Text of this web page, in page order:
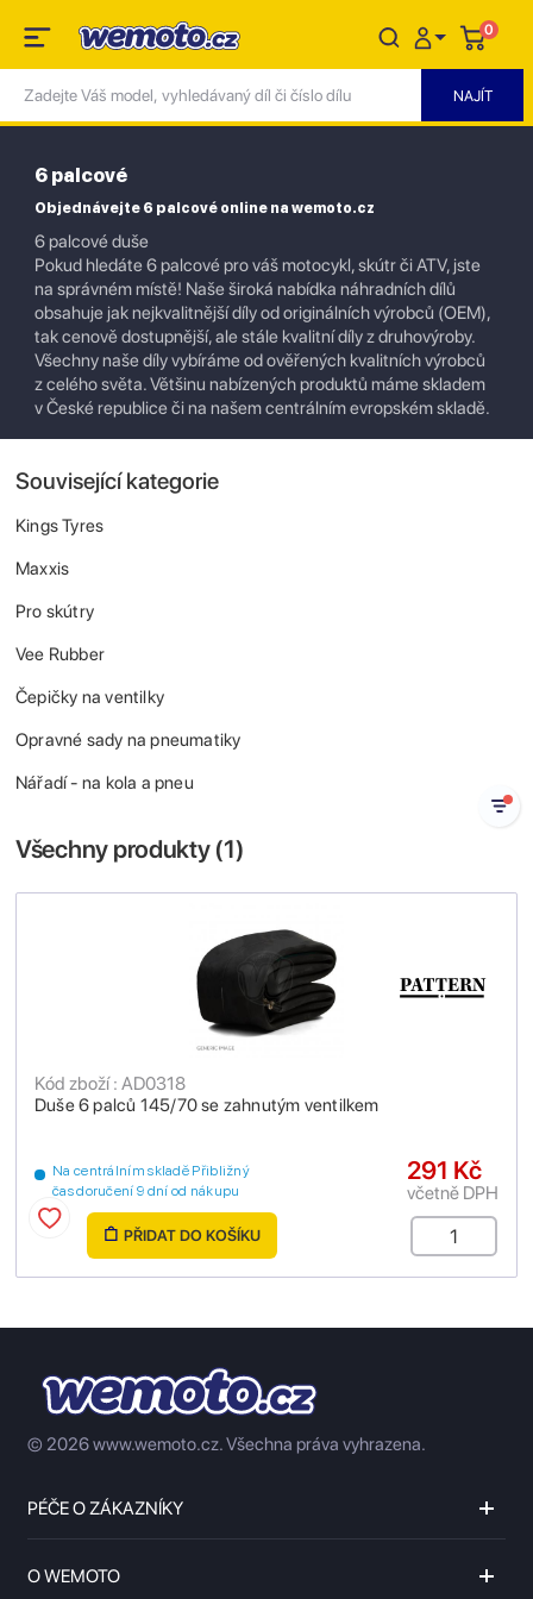
0
6 palcové
Objednávejte 6 palcové online na wemoto.cz
6 palcové duše
Pokud hledáte 6 palcové pro váš motocykl, skútr či ATV, jste
na správném místě! Naše široká nabídka náhradních dílů
obsahuje jak nejkvalitnější díly od originálních výrobců (OEM),
tak cenově dostupnější, ale stále kvalitní díly z druhovýroby.
Všechny naše díly vybíráme od ověřených kvalitních výrobců
z celého světa. Většinu nabízených produktů máme skladem
v České republice či na našem centrálním evropském skladě.
Související kategorie
Kings Tyres
Maxxis
Pro skútry
Vee Rubber
Čepičky na ventilky
Opravné sady na pneumatiky
Nářadí - na kola a pneu
Všechny produkty (1)
Duše 6 palců 145/70 se zahnutým ventilkem
Kód zboží : AD0318
Na centrálním skladě Přibližný
čas doručení 9 dní od nákupu
291 Kč
včetně DPH
PŘIDAT DO KOŠÍKU
© 2026 www.wemoto.cz.Všechna práva vyhrazena.
PÉČE O ZÁKAZNÍKY
O WEMOTO